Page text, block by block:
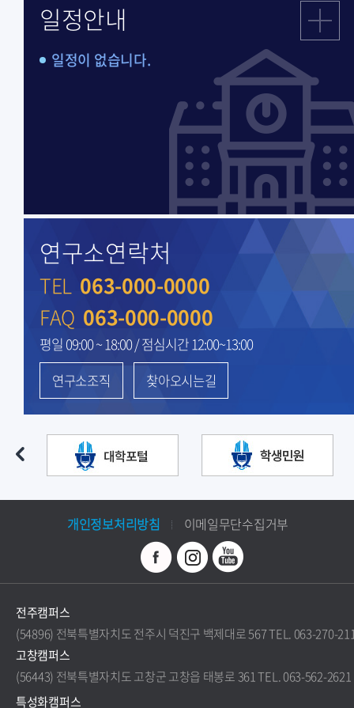
일정안내
일정이 없습니다.
연구소연락처
TEL 063-000-0000
FAQ 063-000-0000
평일 09:00 ~ 18:00 / 점심시간 12:00~13:00
연구소조직 찾아오시는길
개인정보처리방침 이메일무단수집거부
전주캠퍼스
(54896) 전북특별자치도 전주시 덕진구 백제대로 567 TEL. 063-270-
고창캠퍼스
(56443) 전북특별자치도 고창군 고창읍 태봉로 361 TEL. 063-562-2621
특성화캠퍼스